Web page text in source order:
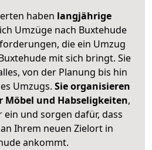
haben langjährige
Umzüge nach Buxtehude
die ein Umzug
mit sich bringt. Sie
von der Planung bis hin
Umzugs. Sie organisieren
Möbel und Habseligkeiten,
ein und sorgen dafür, dass
Ihrem neuen Zielort in
ankommt.